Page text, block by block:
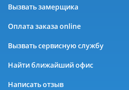
Вызвать замерщика
Оплата заказа online
Вызвать сервисную службу
Найти ближайший офис
Написать отзыв